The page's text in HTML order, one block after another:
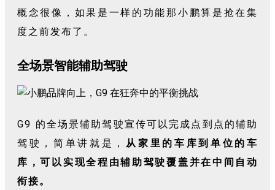
概念很像，如果是一样的功能那小鹏算是抢在集
度之前发布了。
全场景智能辅助驾驶
G9 的全场景辅助驾驶宣传可以完成点到点的辅助
驾驶，简单讲就是， 从家里的车库到单位的车
库，可以实现全程由辅助驾驶覆盖并在中间自动
衔接。